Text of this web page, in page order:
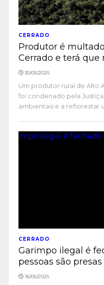
CERRADO
Produtor é
Cerrado e terá que
30/05/2025
Um produtor rural de Alto
foi condenado pela
ambientais e a reflorestar
CERRADO
Garimpo ilegal é
pessoas são presas
16/05/2025